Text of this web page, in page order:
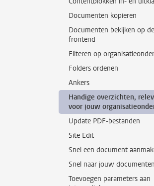
Documenten kopieren
Documenten bekijken op de
frontend
Filteren op
Folders ordenen
Ankers
Handige overzichten,
voor jouw
Update PDF-bestanden
Site Edit
Snel een document
Snel naar jouw documenten
Toevoegen parameters aan